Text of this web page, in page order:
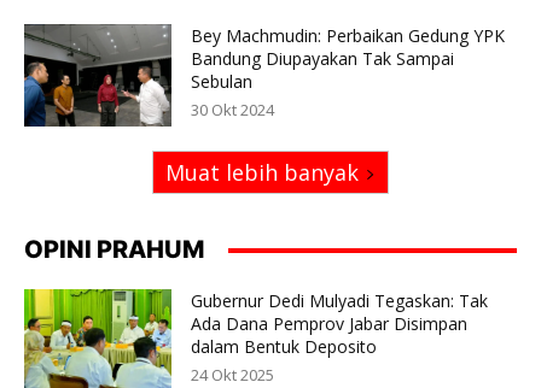
Bey Machmudin: Perbaikan Gedung YPK
Bandung Diupayakan Tak Sampai
Sebulan
30 Okt 2024
Muat lebih banyak
OPINI PRAHUM
Gubernur Dedi Mulyadi Tegaskan: Tak
Ada Dana Pemprov Jabar Disimpan
dalam Bentuk Deposito
24 Okt 2025